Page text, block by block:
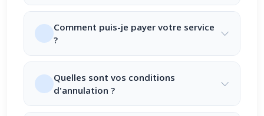
Comment puis-je payer votre service
?
Quelles sont vos conditions
d'annulation ?